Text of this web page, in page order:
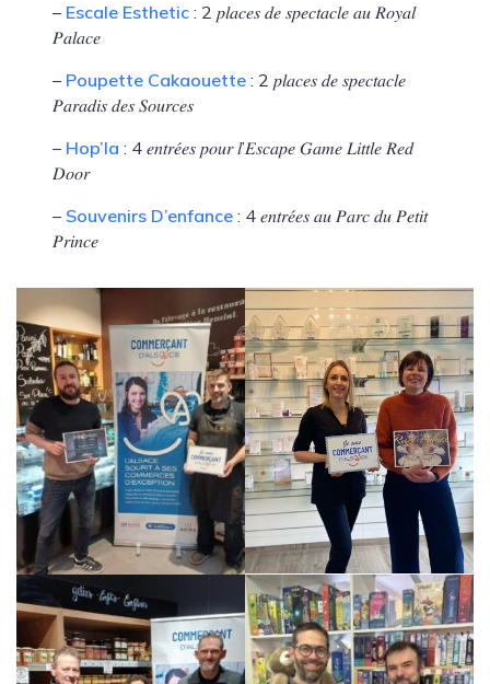
– Escale Esthetic : 2 𝑝𝑙𝑎𝑐𝑒𝑠 𝑑𝑒 𝑠𝑝𝑒𝑐𝑡𝑎𝑐𝑙𝑒 𝑎𝑢 𝑅𝑜𝑦𝑎𝑙
𝑃𝑎𝑙𝑎𝑐𝑒
– Poupette Cakaouette : 2 𝑝𝑙𝑎𝑐𝑒𝑠 𝑑𝑒 𝑠𝑝𝑒𝑐𝑡𝑎𝑐𝑙𝑒
𝑃𝑎𝑟𝑎𝑑𝑖𝑠 𝑑𝑒𝑠 𝑆𝑜𝑢𝑟𝑐𝑒𝑠
– Hop’la : 4 𝑒𝑛𝑡𝑟𝑒́𝑒𝑠 𝑝𝑜𝑢𝑟 𝑙’𝐸𝑠𝑐𝑎𝑝𝑒 𝐺𝑎𝑚𝑒 𝐿𝑖𝑡𝑡𝑙𝑒 𝑅𝑒𝑑
𝐷𝑜𝑜𝑟
– Souvenirs D’enfance : 4 𝑒𝑛𝑡𝑟𝑒́𝑒𝑠 𝑎𝑢 𝑃𝑎𝑟𝑐 𝑑𝑢 𝑃𝑒𝑡𝑖𝑡
𝑃𝑟𝑖𝑛𝑐𝑒